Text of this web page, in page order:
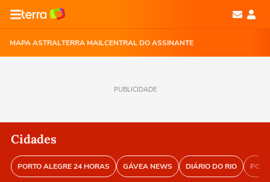
MAPA ASTRALTERRA MAILCENTRAL DO ASSINANTE
PUBLICIDADE
Cidades
PORTO ALEGRE 24 HORAS GÁVEA NEWS DIÁRIO DO RIO